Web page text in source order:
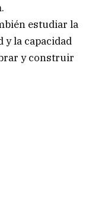
.
estudiar la
y la capacidad
y construir